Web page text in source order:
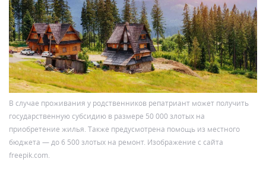
В случае проживания у родственников репатриант может получить
государственную субсидию в размере 50 000 злотых на
приобретение жилья. Также предусмотрена помощь из местного
бюджета — до 6 500 злотых на ремонт. Изображение с сайта
freepik.com.